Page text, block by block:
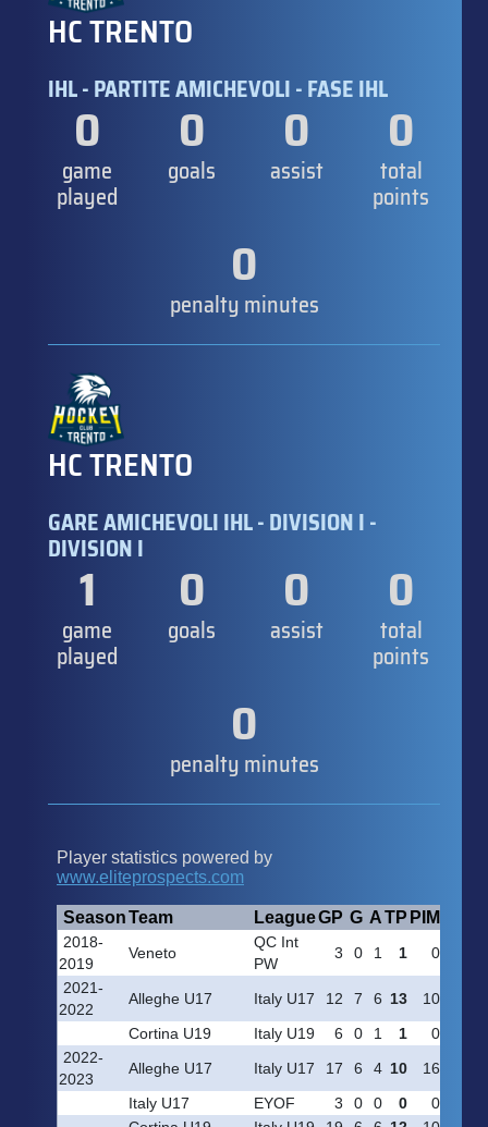
HC TRENTO
IHL - PARTITE AMICHEVOLI - FASE IHL
0
game
played
0
goals
0
assist
0
total
points
0
penalty minutes
HC TRENTO
GARE AMICHEVOLI IHL - DIVISION I -
DIVISION I
1
game
played
0
goals
0
assist
0
total
points
0
penalty minutes